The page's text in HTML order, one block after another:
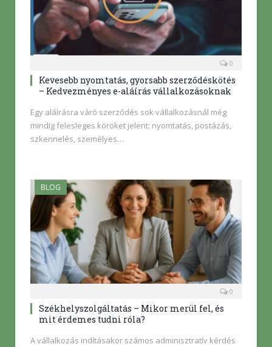
0
Kevesebb nyomtatás, gyorsabb szerződéskötés
– Kedvezményes e-aláírás vállalkozásoknak
Egy aláírásra váró szerződés sok vállalkozásnál még
mindig felesleges köröket jelent: nyomtatás, postázás,
szkennelés, személyes…
BLOG
0
Székhelyszolgáltatás – Mikor merül fel, és
mit érdemes tudni róla?
A vállalkozás indításakor számos adminisztratív kérdés